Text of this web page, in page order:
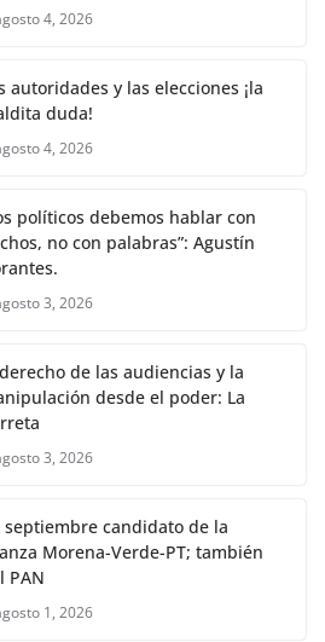
4, 2026
autoridades y las elecciones ¡la
duda!
4, 2026
políticos debemos hablar con
no con palabras”: Agustín
3, 2026
de las audiencias y la
desde el poder: La
3, 2026
septiembre candidato de la
Morena-Verde-PT; también
PAN
1, 2026